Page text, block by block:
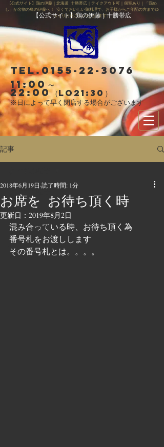
【公式サイト】鶏の伊藤｜北海道 十勝帯広｜テイクアウト可｜個室あり｜「鶏め
し」が名物の鳥の伊藤へ！ 安くておいしい鶏料理で、お子様からご年配の方までゆ
っくりお過ごしいただけます。
【公式サイト】鶏の伊藤｜十勝帯広
Tel.0155-22-3076
11:00～
22:00（LO21:30）
※日によって早く閉店する場合がございます
記事
すべての記事
お知らせ
スタッフ募集
メニュー紹介
お席を お待ち頂く時
2018年6月19日 読了時間: 1分
更新日： 2019年8月2日
混み合っている時、お待ち頂く為
番号札をお渡しします
その番号札とは。。。。